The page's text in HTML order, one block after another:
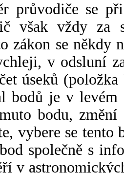
průvodiče se
však vždy za
zákon se někdy
v odsluní
úseků
bodů je v
bodu,
vybere se tento
společně s
v